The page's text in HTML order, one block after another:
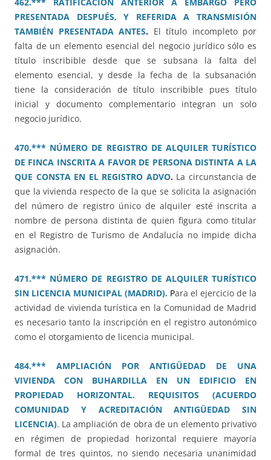
462.*** RATIFICACIÓN ANTERIOR A EMBARGO PERO
PRESENTADA DESPUÉS, Y REFERIDA A TRANSMISIÓN
TAMBIÉN PRESENTADA ANTES. El título incompleto por
falta de un elemento esencial del negocio jurídico sólo es
título inscribible desde que se subsana la falta del
elemento esencial, y desde la fecha de la subsanación
tiene la consideración de título inscribible pues título
inicial y documento complementario integran un solo
negocio jurídico.
470.*** NÚMERO DE REGISTRO DE ALQUILER TURÍSTICO
DE FINCA INSCRITA A FAVOR DE PERSONA DISTINTA A LA
QUE CONSTA EN EL REGISTRO ADVO. La circunstancia de
que la vivienda respecto de la que se solicita la asignación
del número de registro único de alquiler esté inscrita a
nombre de persona distinta de quien figura como titular
en el Registro de Turismo de Andalucía no impide dicha
asignación.
471.*** NÚMERO DE REGISTRO DE ALQUILER TURÍSTICO
SIN LICENCIA MUNICIPAL (MADRID). Para el ejercicio de la
actividad de vivienda turística en la Comunidad de Madrid
es necesario tanto la inscripción en el registro autonómico
como el otorgamiento de licencia municipal.
484.*** AMPLIACIÓN POR ANTIGÜEDAD DE UNA
VIVIENDA CON BUHARDILLA EN UN EDIFICIO EN
PROPIEDAD HORIZONTAL. REQUISITOS (ACUERDO
COMUNIDAD Y ACREDITACIÓN ANTIGÜEDAD SIN
LICENCIA). La ampliación de obra de un elemento privativo
en régimen de propiedad horizontal requiere mayoría
formal de tres quintos, no siendo necesaria unanimidad